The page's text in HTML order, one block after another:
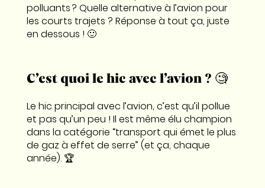
polluants ? Quelle alternative à l’avion pour
les courts trajets ? Réponse à tout ça, juste
en dessous ! 🙂
C’est quoi le hic avec l’avion ? 🧐
Le hic principal avec l’avion, c’est qu’il pollue
et pas qu’un peu ! Il est même élu champion
dans la catégorie “transport qui émet le plus
de gaz à effet de serre” (et ça, chaque
année). 🏆